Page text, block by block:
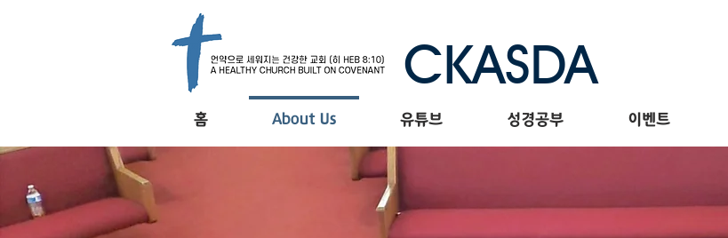
CKASDA
홈 About Us 유튜브 성경공부 이벤트